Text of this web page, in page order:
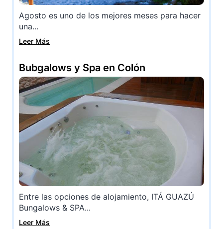
Agosto es uno de los mejores meses para hacer
una...
Leer Más
Bubgalows y Spa en Colón
Entre las opciones de alojamiento, ITÁ GUAZÚ
Bungalows & SPA...
Leer Más